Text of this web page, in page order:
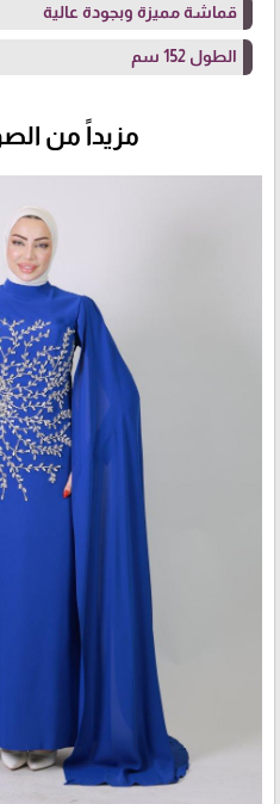
قماشة مميزة وبجودة عالية
الطول 152 سم
مزيداً من